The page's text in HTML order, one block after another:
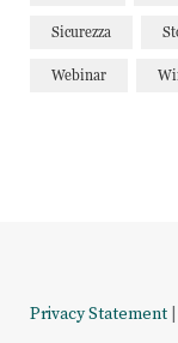
Sicurezza
Webinar
Privacy Statement